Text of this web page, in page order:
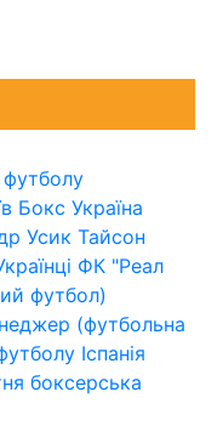
футболу
Бокс Україна
Усик Тайсон
ФК "Реал
футбол)
(футбольна
Іспанія
боксерська